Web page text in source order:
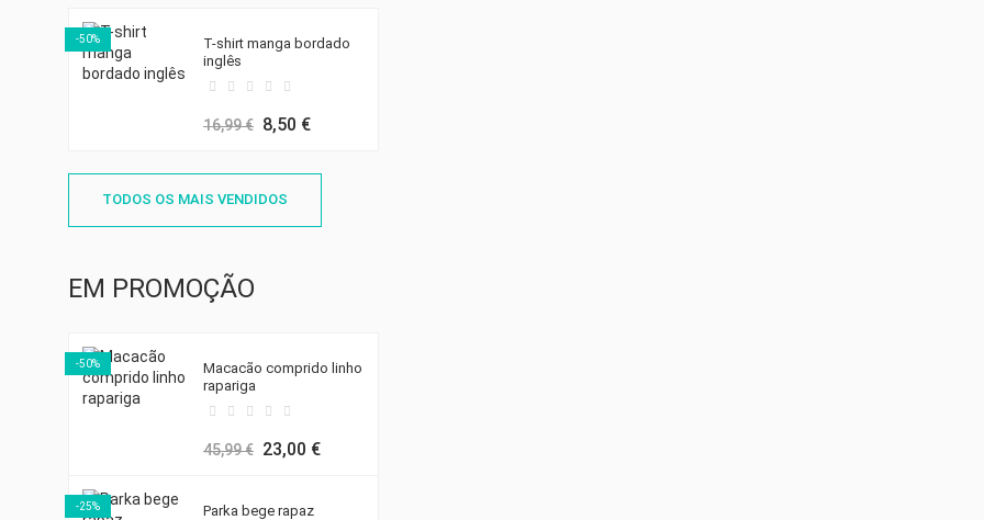
-50%
T-shirt manga bordado
inglês
16,99 € 8,50 €
TODOS OS MAIS VENDIDOS
EM PROMOÇÃO
-50%
Macacão comprido linho
rapariga
45,99 € 23,00 €
-25% Parka bege rapaz